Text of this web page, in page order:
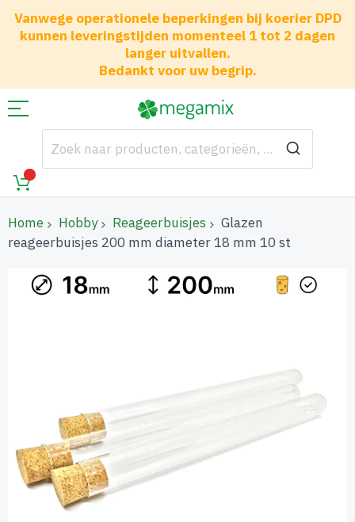
Vanwege operationele beperkingen bij koerier DPD
kunnen leveringstijden momenteel 1 tot 2 dagen
langer uitvallen.
Bedankt voor uw begrip.
Home Hobby Reageerbuisjes
Glazen
reageerbuisjes 200 mm diameter 18 mm 10 st